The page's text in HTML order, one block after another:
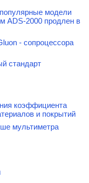
модели
ADS-2000 продлен в
- сопроцессора
стандарт
коэффициента
и покрытий
мультиметра